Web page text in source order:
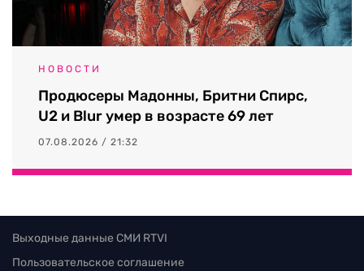
НОВОСТИ
Продюсеры Мадонны, Бритни Спирс,
U2 и Blur умер в возрасте 69 лет
07.08.2026 / 21:32
Выходные данные СМИ RTVI
Пользовательское соглашение